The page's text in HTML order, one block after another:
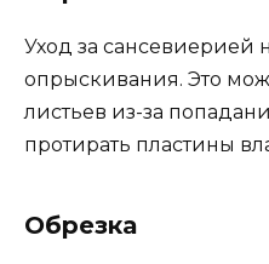
Уход за сансевиерией
опрыскивания. Это
листьев из-за
протирать пластины
Обрезка